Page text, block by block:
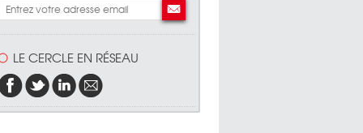
LE CERCLE EN RÉSEAU